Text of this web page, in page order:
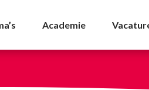
ook
Academie